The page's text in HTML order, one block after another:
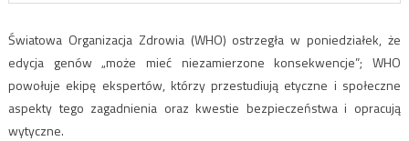
Światowa Organizacja Zdrowia (WHO) ostrzegła w poniedziałek, że
edycja genów „może mieć niezamierzone konsekwencje”; WHO
powołuje ekipę ekspertów, którzy przestudiują etyczne i społeczne
aspekty tego zagadnienia oraz kwestie bezpieczeństwa i opracują
wytyczne.